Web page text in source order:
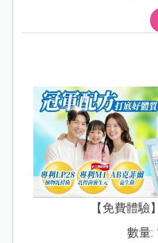
【免費體
數量: